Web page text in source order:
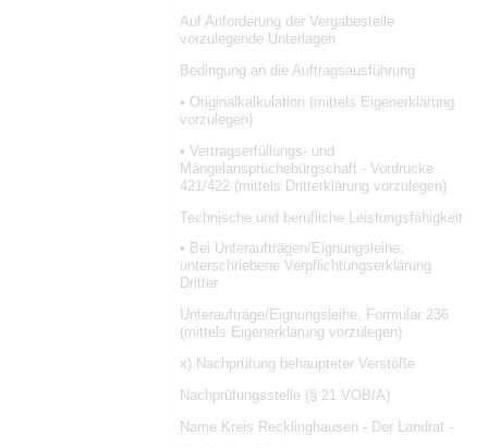
Auf Anforderung der Vergabestelle
vorzulegende Unterlagen
Bedingung an die Auftragsausführung
• Originalkalkulation (mittels Eigenerklärung
vorzulegen)
• Vertragserfüllungs- und
Mängelansprüchebürgschaft - Vordrucke
421/422 (mittels Dritterklärung vorzulegen)
Technische und berufliche Leistungsfähigkeit
• Bei Unteraufträgen/Eignungsleihe:
unterschriebene Verpflichtungserklärung
Dritter
Unteraufträge/Eignungsleihe, Formular 236
(mittels Eigenerklärung vorzulegen)
x) Nachprüfung behaupteter Verstöße
Nachprüfungsstelle (§ 21 VOB/A)
Name Kreis Recklinghausen - Der Landrat -